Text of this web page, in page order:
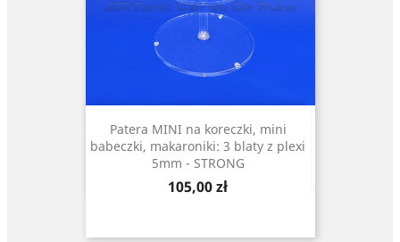
Patera MINI na koreczki, mini
babeczki, makaroniki: 3 blaty z plexi
5mm - STRONG
Cena
105,00 zł